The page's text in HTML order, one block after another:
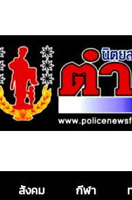
สังคม กีฬา